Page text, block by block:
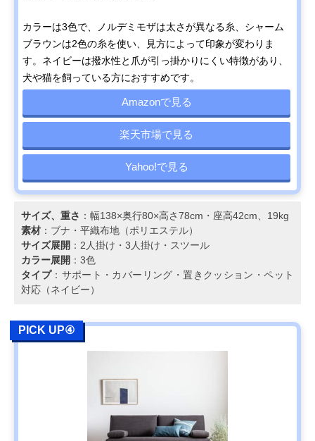
カラーは3色で、ノルデミモザは太さが異なる糸、シャーム
ブラウンは2色の糸を使い、見方によって印象が変わりま
す。ネイビーは撥水性と爪が引っ掛かりにくい特徴があり、
犬や猫を飼っている方におすすめです。
Amazonで見る
楽天市場で見る
Yahoo!で見る
サイズ、重さ ：幅138×奥行80×高さ78cm・座高42cm、19kg
素材 ：ブナ・平織布地（ポリエステル）
サイズ展開 ：2人掛け・3人掛け・スツール
カラー展開 ：3色
タイプ：サポート・カバーリング・置きクッション・ペット
対応（ネイビー）
PICK UP④